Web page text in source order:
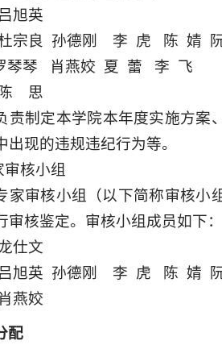
吕旭英
宗良 孙德刚 李 虎 陈 婧
琴琴
肖燕姣 夏 蕾 李 飞
陈
思
责制定本学院本年度实施方案
出现的违规违纪行为等。
审核小组
家审核小组（以下简称审核小
审核鉴定。审核小组成员如下：
仕文
吕旭英 孙德刚 李 虎 陈 婧
肖燕姣
配